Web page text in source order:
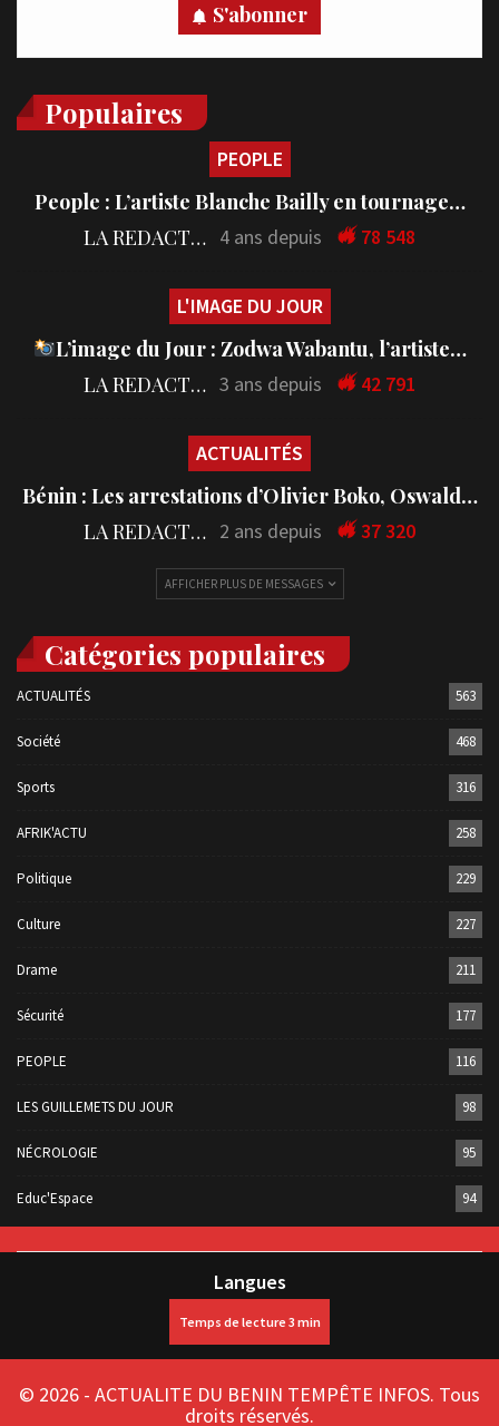
S'abonner
Populaires
PEOPLE
People : L’artiste Blanche Bailly en tournage…
LA REDACTION 4 ans depuis 78 548
L'IMAGE DU JOUR
L’image du Jour : Zodwa Wabantu, l’artiste…
LA REDACTION 3 ans depuis 42 791
ACTUALITÉS
Bénin : Les arrestations d’Olivier Boko, Oswald…
LA REDACTION 2 ans depuis 37 320
AFFICHER PLUS DE MESSAGES
Catégories populaires
ACTUALITÉS 563
Société 468
Sports 316
AFRIK'ACTU 258
Politique 229
Culture 227
Drame 211
Sécurité 177
PEOPLE 116
LES GUILLEMETS DU JOUR 98
NÉCROLOGIE 95
Educ'Espace 94
Langues
© 2026 - ACTUALITE DU BENIN TEMPÊTE INFOS. Tous
droits réservés.